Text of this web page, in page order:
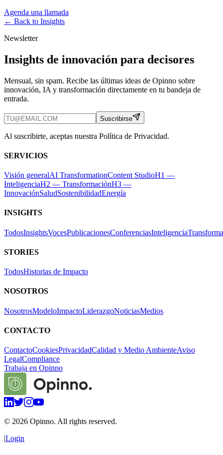
Agenda una llamada
← Back to Insights
Newsletter
Insights de innovación para decisores
Mensual, sin spam. Recibe las últimas ideas de Opinno sobre
innovación, IA y transformación directamente en tu bandeja de
entrada.
Suscribirse
Al suscribirte, aceptas nuestra Política de Privacidad.
SERVICIOS
Visión generalAI TransformationContent StudioH1 —
InteligenciaH2 — TransformaciónH3 —
InnovaciónSaludSostenibilidadEnergía
INSIGHTS
TodosInsightsVocesPublicacionesConferenciasInteligencia
STORIES
TodosHistorias de Impacto
NOSOTROS
NosotrosModeloImpactoLiderazgoNoticiasMedios
CONTACTO
ContactoCookiesPrivacidadCalidad y Medio AmbienteAviso
LegalCompliance
Trabaja en Opinno
© 2026 Opinno. All rights reserved.
|Login